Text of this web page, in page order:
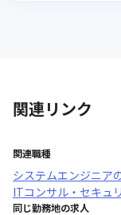
関連リンク
関連職種
システムエンジニア
ITコンサル・セキュ
同じ勤務地の求人